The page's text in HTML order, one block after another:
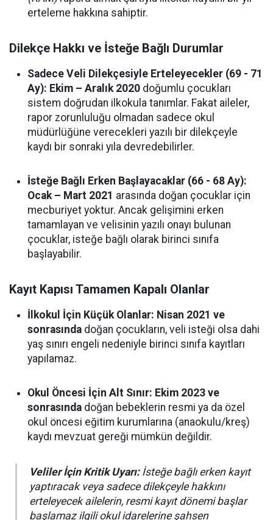
erteleme hakkına sahiptir.
Dilekçe Hakkı ve İsteğe Bağlı Durumlar
Sadece Veli Dilekçesiyle Erteleyecekler (69 - 71
Ay): Ekim – Aralık 2020 doğumlu çocukları
sistem doğrudan ilkokula tanımlar. Fakat aileler,
rapor zorunluluğu olmadan sadece okul
müdürlüğüne verecekleri yazılı bir dilekçeyle
kaydı bir sonraki yıla devredebilirler.
İsteğe Bağlı Erken Başlayacaklar (66 - 68 Ay):
Ocak – Mart 2021 arasında doğan çocuklar için
mecburiyet yoktur. Ancak gelişimini erken
tamamlayan ve velisinin yazılı onayı bulunan
çocuklar, isteğe bağlı olarak birinci sınıfa
başlayabilir.
Kayıt Kapısı Tamamen Kapalı Olanlar
İlkokul İçin Küçük Olanlar: Nisan 2021 ve
sonrasında doğan çocukların, veli isteği olsa dahi
yaş sınırı engeli nedeniyle birinci sınıfa kayıtları
yapılamaz.
Okul Öncesi İçin Alt Sınır: Ekim 2023 ve
sonrasında doğan bebeklerin resmi ya da özel
okul öncesi eğitim kurumlarına (anaokulu/kreş)
kaydı mevzuat gereği mümkün değildir.
Veliler İçin Kritik Uyarı:İsteğe bağlı erken kayıt
yaptıracak veya sadece dilekçeyle hakkını
erteleyecek ailelerin, resmi kayıt dönemi başlar
başlamaz ilgili okul idarelerine şahsen